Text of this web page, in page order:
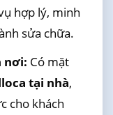
hợp lý, minh
sửa chữa.
nơi: Có mặt
tại nhà,
cho khách